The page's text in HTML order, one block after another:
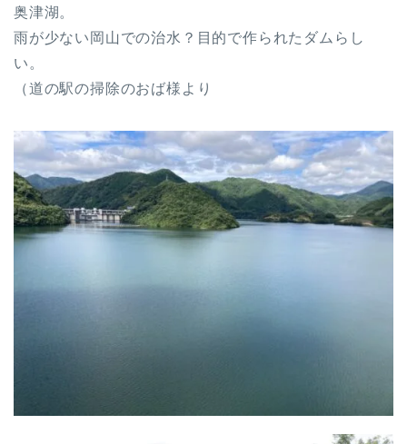
奥津湖。
雨が少ない岡山での治水？目的で作られたダムらし
い。
（道の駅の掃除のおば様より